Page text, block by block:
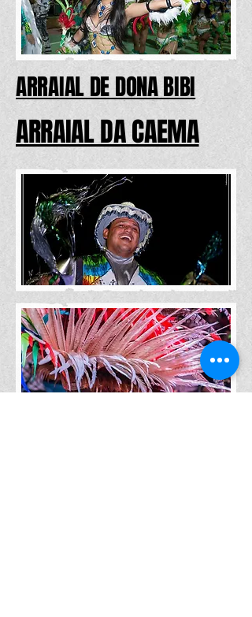
ARRAIAL DE DONA BIBI
ARRAIAL DA CAEMA